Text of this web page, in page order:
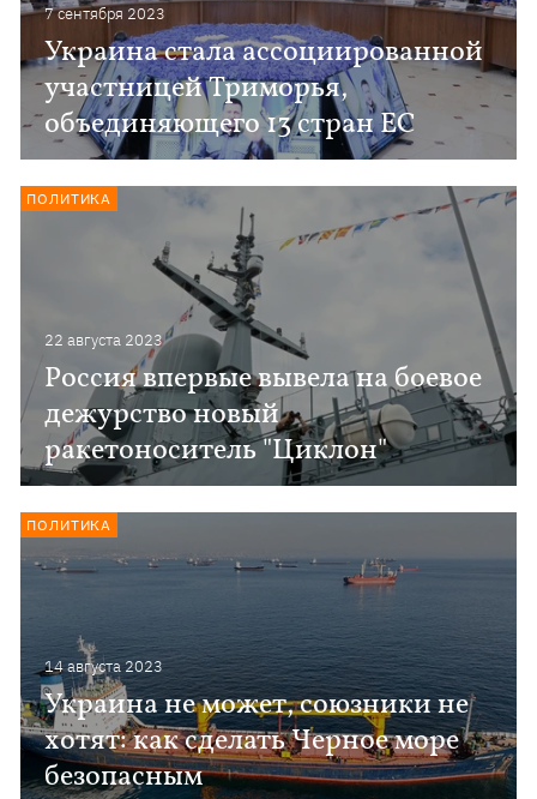
7 сентября 2023
Украина стала ассоциированной
участницей Триморья,
объединяющего 13 стран ЕС
22 августа 2023
Россия впервые вывела на боевое
дежурство новый
ракетоноситель "Циклон"
ПОЛИТИКА
14 августа 2023
Украина не может, союзники не
хотят: как сделать Черное море
безопасным
ПОЛИТИКА